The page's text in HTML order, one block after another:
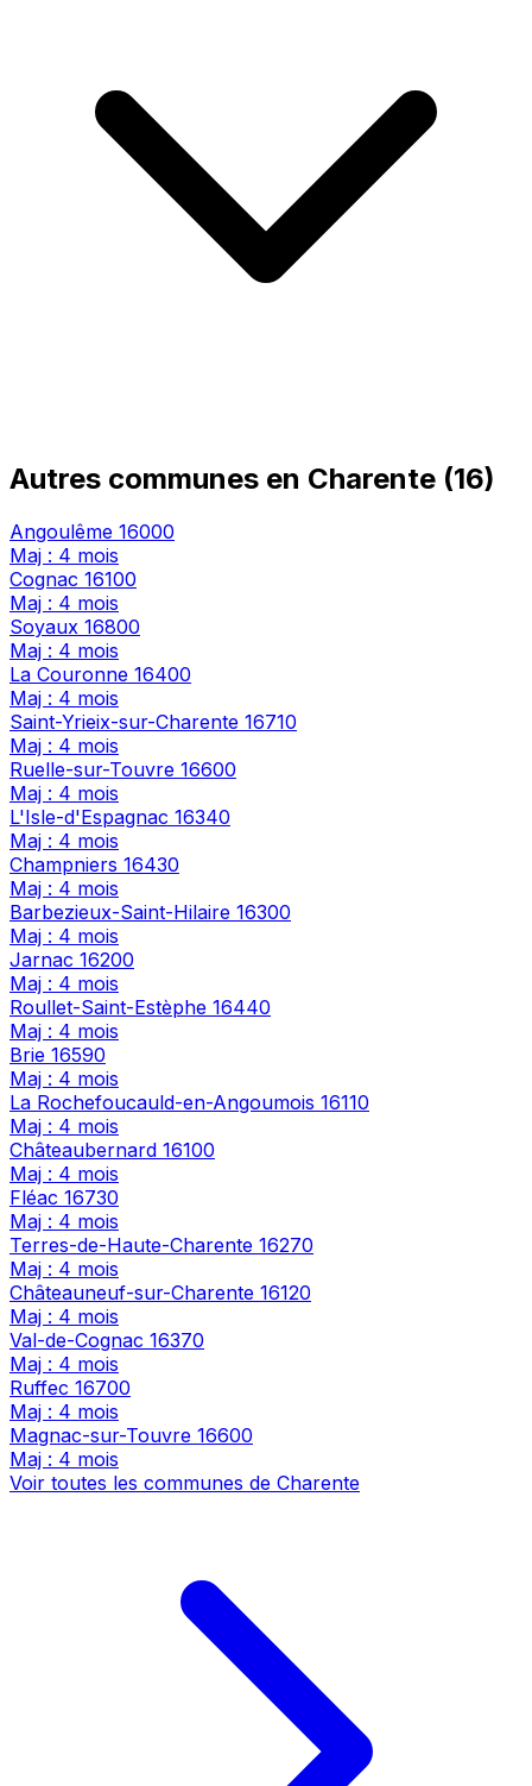
Autres communes en Charente (16)
Angoulême 16000
Maj : 4 mois
Cognac 16100
Maj : 4 mois
Soyaux 16800
Maj : 4 mois
La Couronne 16400
Maj : 4 mois
Saint-Yrieix-sur-Charente 16710
Maj : 4 mois
Ruelle-sur-Touvre 16600
Maj : 4 mois
L'Isle-d'Espagnac 16340
Maj : 4 mois
Champniers 16430
Maj : 4 mois
Barbezieux-Saint-Hilaire 16300
Maj : 4 mois
Jarnac 16200
Maj : 4 mois
Roullet-Saint-Estèphe 16440
Maj : 4 mois
Brie 16590
Maj : 4 mois
La Rochefoucauld-en-Angoumois 16110
Maj : 4 mois
Châteaubernard 16100
Maj : 4 mois
Fléac 16730
Maj : 4 mois
Terres-de-Haute-Charente 16270
Maj : 4 mois
Châteauneuf-sur-Charente 16120
Maj : 4 mois
Val-de-Cognac 16370
Maj : 4 mois
Ruffec 16700
Maj : 4 mois
Magnac-sur-Touvre 16600
Maj : 4 mois
Voir toutes les communes de Charente